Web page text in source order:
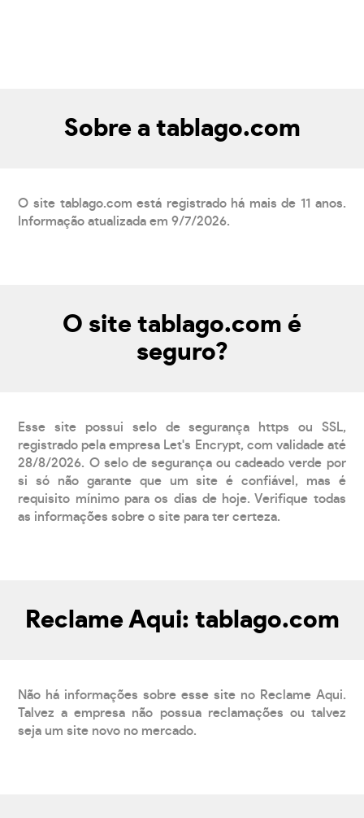
Sobre a tablago.com
O site tablago.com está registrado há mais de 11 anos.
Informação atualizada em 9/7/2026.
O site tablago.com é
seguro?
Esse site possui selo de segurança https ou SSL,
registrado pela empresa Let's Encrypt, com validade até
28/8/2026. O selo de segurança ou cadeado verde por
si só não garante que um site é confiável, mas é
requisito mínimo para os dias de hoje. Verifique todas
as informações sobre o site para ter certeza.
Reclame Aqui: tablago.com
Não há informações sobre esse site no Reclame Aqui.
Talvez a empresa não possua reclamações ou talvez
seja um site novo no mercado.